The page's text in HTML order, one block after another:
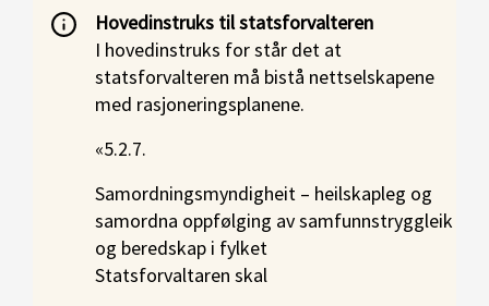
Hovedinstruks til statsforvalteren
I hovedinstruks for står det at
statsforvalteren må bistå nettselskapene
med rasjoneringsplanene.
«5.2.7.
Samordningsmyndigheit – heilskapleg og
samordna oppfølging av samfunnstryggleik
og beredskap i fylket
Statsforvaltaren skal